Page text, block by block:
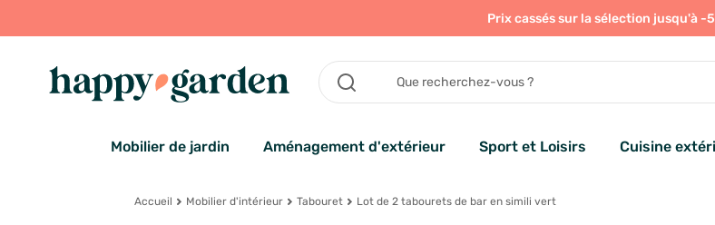
Prix cassés sur la sélection jusqu'à -
Mobilier de jardin Aménagement d'extérieur Sport et Loisirs Cuisine
Accueil Mobilier d'intérieur Tabouret Lot de 2 tabourets de bar en simili vert